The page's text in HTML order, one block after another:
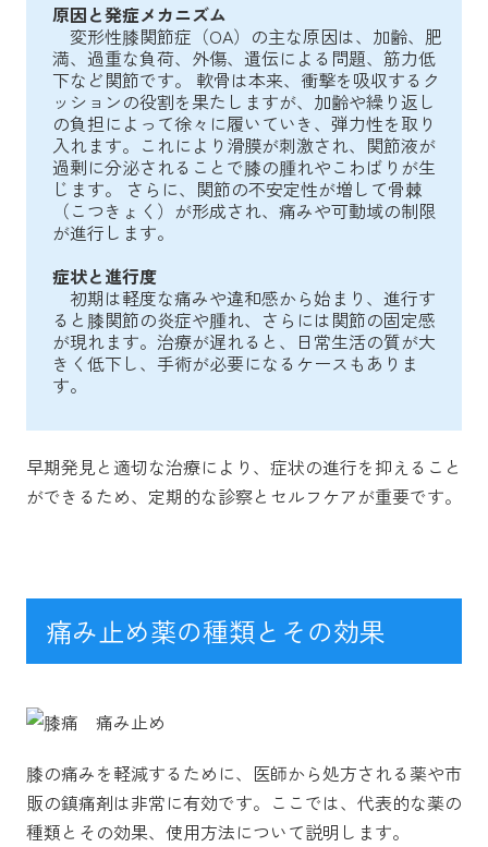
原因と発症メカニズム
変形性膝関節症（OA）の主な原因は、加齢、肥
満、過重な負荷、外傷、遺伝による問題、筋力低
下など関節です。 軟骨は本来、衝撃を吸収するク
ッションの役割を果たしますが、加齢や繰り返し
の負担によって徐々に履いていき、弾力性を取り
入れます。これにより滑膜が刺激され、関節液が
過剰に分泌されることで膝の腫れやこわばりが生
じます。 さらに、関節の不安定性が増して骨棘
（こつきょく）が形成され、痛みや可動域の制限
が進行します。
症状と進行度
初期は軽度な痛みや違和感から始まり、進行す
ると膝関節の炎症や腫れ、さらには関節の固定感
が現れます。治療が遅れると、日常生活の質が大
きく低下し、手術が必要になるケースもありま
す。
早期発見と適切な治療により、症状の進行を抑えること
ができるため、定期的な診察とセルフケアが重要です。
痛み止め薬の種類とその効果
膝の痛みを軽減するために、医師から処方される薬や市
販の鎮痛剤は非常に有効です。ここでは、代表的な薬の
種類とその効果、使用方法について説明します。